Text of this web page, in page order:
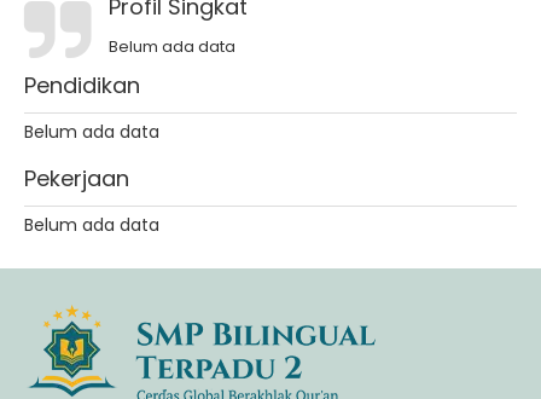
Profil Singkat
Belum ada data
Pendidikan
Belum ada data
Pekerjaan
Belum ada data